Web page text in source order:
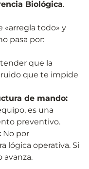
Biológica.
«arregla todo» y
pasa por:
que la
que te impide
de mando:
es una
preventivo.
No por
lógica operativa. Si
avanza.